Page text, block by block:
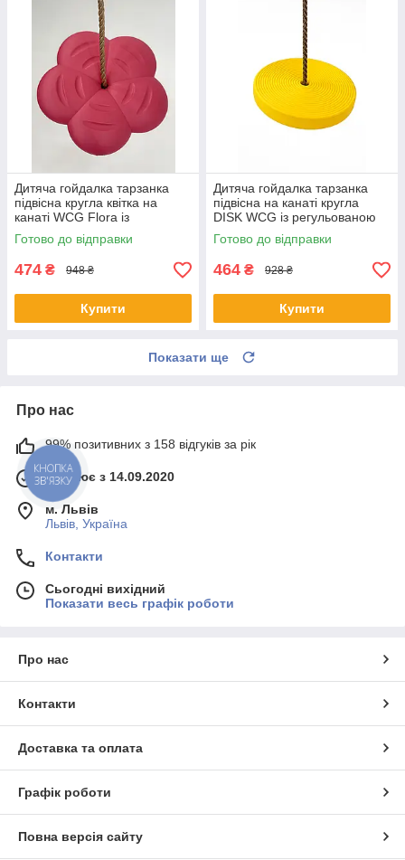
Дитяча гойдалка тарзанка
підвісна кругла квітка на
канаті WCG Flora із
регульованою висотою для
саду Рожевий
Готово до відправки
474 ₴ 948 ₴
Купити
Дитяча гойдалка тарзанка
підвісна на канаті кругла
DISK WCG із регульованою
висотою мотузки для саду
Жовтий
Готово до відправки
464 ₴ 928 ₴
Купити
Показати ще
Про нас
99% позитивних з 158 відгуків за рік
Працює з 14.09.2020
м. Львів
Львів, Україна
Контакти
Сьогодні вихідний
Показати весь графік роботи
Про нас
Контакти
Доставка та оплата
Графік роботи
Повна версія сайту
КНОПКА
ЗВ'ЯЗКУ